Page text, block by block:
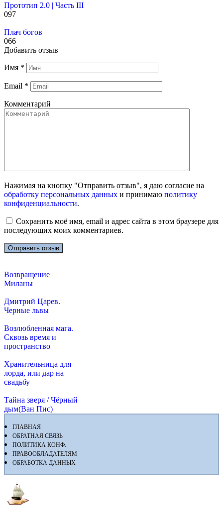
Прототип 2.0 | Часть III
097
Плач богов
066
Добавить отзыв
Имя *
Email *
Комментарий
Нажимая на кнопку "Отправить отзыв", я даю согласие на
обработку персональных данных и принимаю политику
конфиденциальности.
Сохранить моё имя, email и адрес сайта в этом браузере для
последующих моих комментариев.
Возвращение
Миланы
Дмитрий Царев.
Черные львы
Возлюбленная мага.
Сквозь время и
пространство
Хранительница для
лорда, или дар на
свадьбу
Тайна зверя / Чёрный
дым(Ван Пис)
ГЛАВНАЯ
ОБРАТНАЯ СВЯЗЬ
ПОЛИТИКА КОНФ.
ПРАВООБЛАДАТЕЛЯМ
ОБРАБОТКА ДАННЫХ